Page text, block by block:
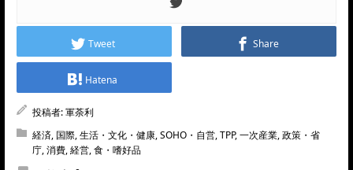
Tweet Share
Hatena
投稿者:軍荼利
経済, 国際,生活・文化・健康,SOHO・自営,TPP,一次産業,政策・省
庁,消費,経営,食・嗜好品